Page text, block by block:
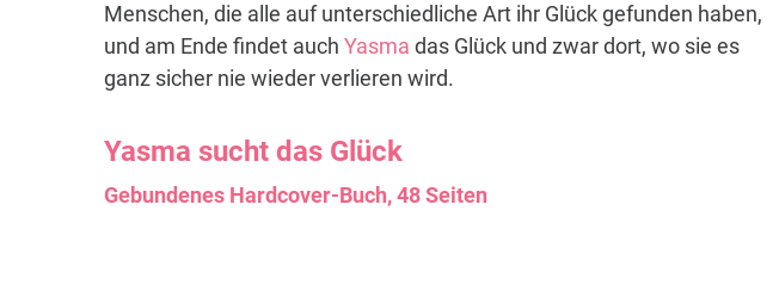
Menschen, die alle auf unterschiedliche Art ihr Glück gefunden haben,
und am Ende findet auch Yasma das Glück und zwar dort, wo sie es
ganz sicher nie wieder verlieren wird.
Yasma sucht das Glück
Gebundenes Hardcover-Buch, 48 Seiten